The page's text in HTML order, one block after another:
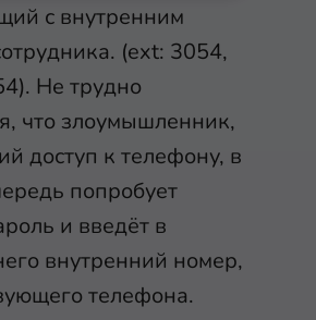
с внутренним
(ext: 3054,
Не трудно
что злоумышленник,
доступ к телефону, в
попробует
и введёт в
внутренний номер,
телефона.